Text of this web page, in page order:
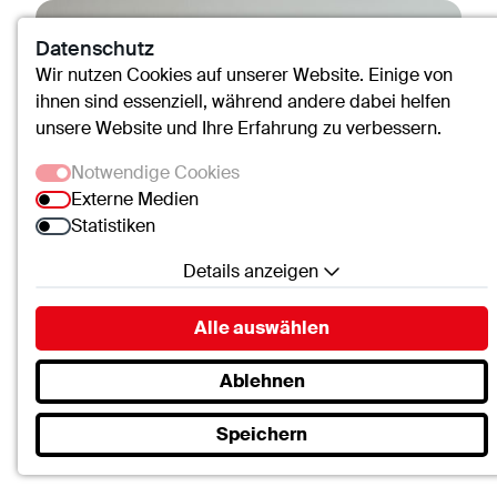
Andrea Daus
Datenschutz
Wir nutzen Cookies auf unserer Website. Einige von
ihnen sind essenziell, während andere dabei helfen
unsere Website und Ihre Erfahrung zu verbessern.
Notwendige Cookies
Externe Medien
Statistiken
Details anzeigen
Notwendige Cookies
Essenzielle Cookies ermöglichen grundlegende
Funktionen und sind für die einwandfreie Funktion
der Website erforderlich.
SC.Cookie
Name:mscookie
Alle auswählen
Ablehnen
Speichern